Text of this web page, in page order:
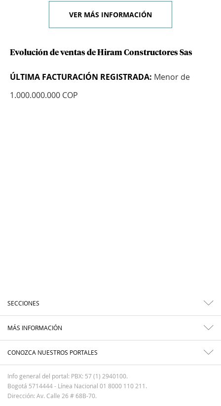
VER MÁS INFORMACIÓN
Evolución de ventas de Hiram Constructores Sas
ÚLTIMA FACTURACIÓN REGISTRADA: Menor de
1.000.000.000 COP
SECCIONES
MÁS INFORMACIÓN
CONOZCA NUESTROS PORTALES
Info general del portal: PBX: 57 (1) 2940100.
Bogotá 5714444 - Línea Nacional 01 8000 110 211.
Dirección: Av. Calle 26 # 68B-70.